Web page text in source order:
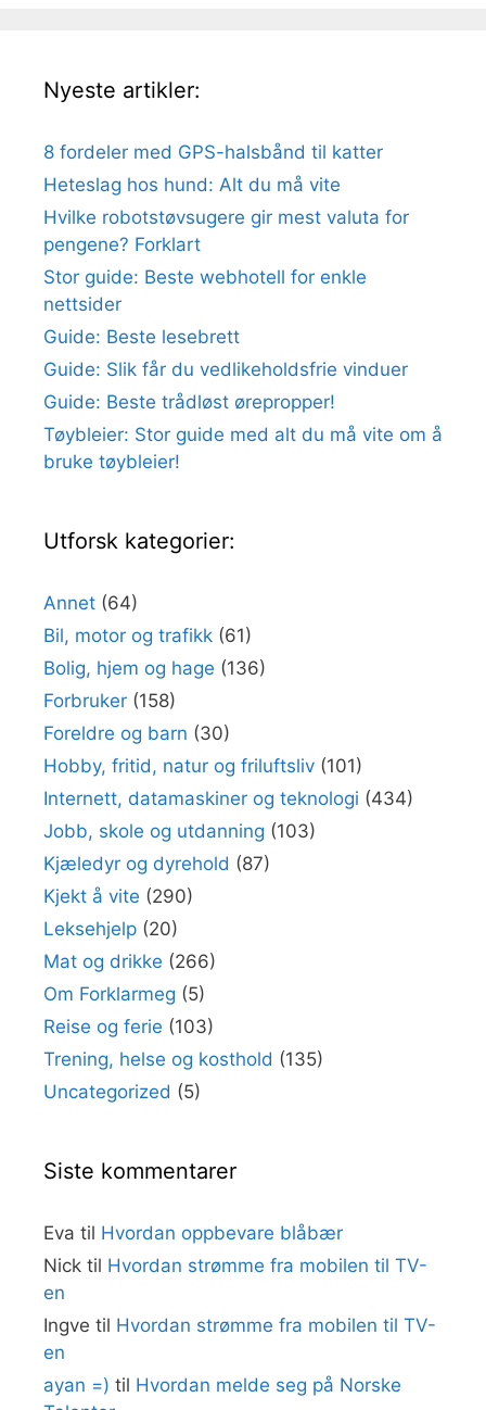
Nyeste artikler:
8 fordeler med GPS-halsbånd til katter
Heteslag hos hund: Alt du må vite
Hvilke robotstøvsugere gir mest valuta for
pengene? Forklart
Stor guide: Beste webhotell for enkle
nettsider
Guide: Beste lesebrett
Guide: Slik får du vedlikeholdsfrie vinduer
Guide: Beste trådløst ørepropper!
Tøybleier: Stor guide med alt du må vite om å
bruke tøybleier!
Utforsk kategorier:
Annet (64)
Bil, motor og trafikk (61)
Bolig, hjem og hage (136)
Forbruker (158)
Foreldre og barn (30)
Hobby, fritid, natur og friluftsliv (101)
Internett, datamaskiner og teknologi (434)
Jobb, skole og utdanning (103)
Kjæledyr og dyrehold (87)
Kjekt å vite (290)
Leksehjelp (20)
Mat og drikke (266)
Om Forklarmeg (5)
Reise og ferie (103)
Trening, helse og kosthold (135)
Uncategorized (5)
Siste kommentarer
Eva til Hvordan oppbevare blåbær
Nick til Hvordan strømme fra mobilen til TV-
en
Ingve til Hvordan strømme fra mobilen til TV-
en
ayan =) til Hvordan melde seg på Norske